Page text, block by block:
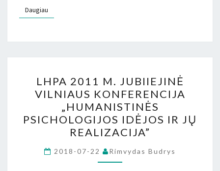
Daugiau
2011
M.
JUBIIEJINĖ
VILNIAUS
KONFERENCIJA
„HUMANISTINĖS
PSICHOLOGIJOS
LHPA 2011 M. JUBIIEJINĖ
VILNIAUS KONFERENCIJA
„HUMANISTINĖS
PSICHOLOGIJOS IDĖJOS IR JŲ
REALIZACIJA”
2018-07-22 Rimvydas Budrys